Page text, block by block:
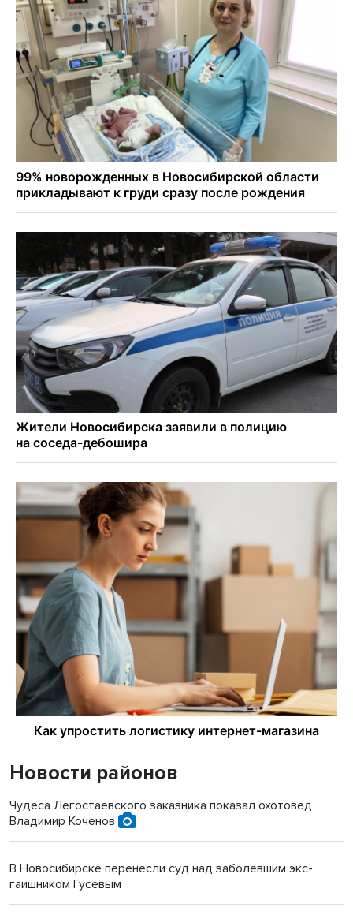
Новости районов
Чудеса Легостаевского заказника показал охотовед
Владимир Коченов
В Новосибирске перенесли суд над заболевшим экс-
гаишником Гусевым